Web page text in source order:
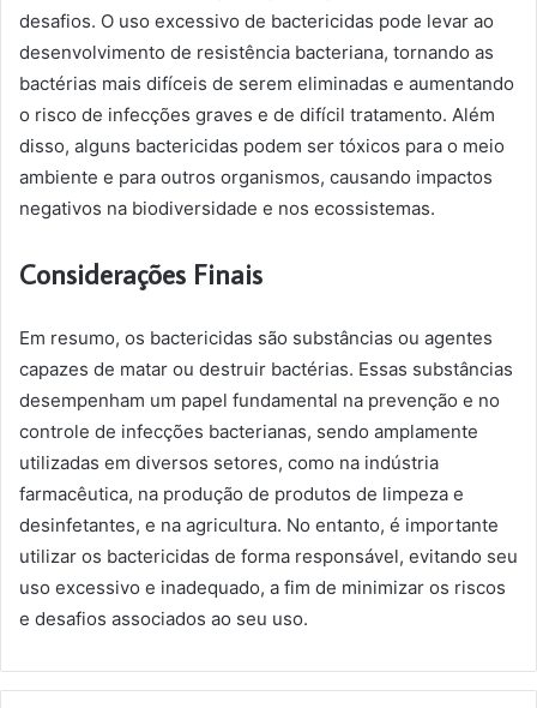
desafios. O uso excessivo de bactericidas pode levar ao
desenvolvimento de resistência bacteriana, tornando as
bactérias mais difíceis de serem eliminadas e aumentando
o risco de infecções graves e de difícil tratamento. Além
disso, alguns bactericidas podem ser tóxicos para o meio
ambiente e para outros organismos, causando impactos
negativos na biodiversidade e nos ecossistemas.
Considerações Finais
Em resumo, os bactericidas são substâncias ou agentes
capazes de matar ou destruir bactérias. Essas substâncias
desempenham um papel fundamental na prevenção e no
controle de infecções bacterianas, sendo amplamente
utilizadas em diversos setores, como na indústria
farmacêutica, na produção de produtos de limpeza e
desinfetantes, e na agricultura. No entanto, é importante
utilizar os bactericidas de forma responsável, evitando seu
uso excessivo e inadequado, a fim de minimizar os riscos
e desafios associados ao seu uso.